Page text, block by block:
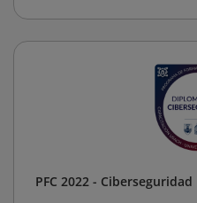
PFC 2022 - Ciberseguridad